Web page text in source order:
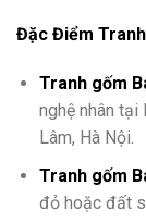
Đặc Điểm
Tranh gốm
nghệ nhân tại
Lâm, Hà Nội.
Tranh gốm
đỏ hoặc đất